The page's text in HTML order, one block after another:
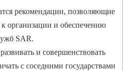
рекомендации, позволяющие
организации и обеспечению
SAR.
и совершенствовать
с соседними государствами